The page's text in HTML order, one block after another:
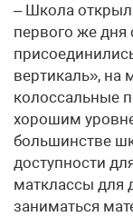
– Школа
первого же
вертикаль», на
колоссальные
хорошим
большинстве
доступности
матклассы для
заниматься